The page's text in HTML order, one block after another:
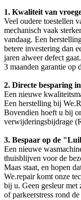
1. Kwaliteit van
Veel oudere toestellen
mechanisch vaak
vandaag. Een
betere investering dan
jaren alweer defect
3 maanden garantie op
2. Directe besparing
Een nieuwe
Een herstelling bij
Bovendien hoeft u bij
verwijderingsbijdrage
3. Bespaar op de
Een nieuwe
thuisblijven voor de
Maas staat, en hopen
We.repair komt onze
bij u. Geen gesleur met
of parkeerstress rond